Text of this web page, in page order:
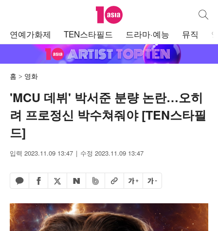
텐아시아 통합
연예가화제 TEN스타필드 드라마·예능 뮤직
홈 영화
'MCU 데뷔' 박서준 분량 논란…오히
려 프로정신 박수쳐줘야 [TEN스타필
드]
입력 2023.11.09 13:47 수정 2023.11.09 13:47
카카오톡 공유하기
페이스북 공유하기
엑스 공유하기
네이버 공유하기
밴드 공유하기
URL복사글자 크게글자 작게